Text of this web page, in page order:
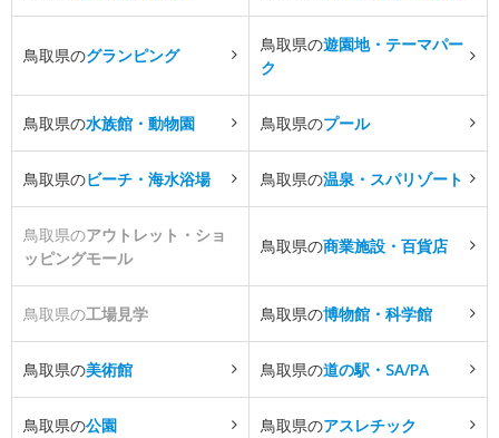
鳥取県のグランピング
鳥取県の遊園地・テーマパー
ク
鳥取県の水族館・動物園 鳥取県のプール
鳥取県のビーチ・海水浴場 鳥取県の温泉・スパリゾート
鳥取県のアウトレット・ショ
ッピングモール
鳥取県の商業施設・百貨店
鳥取県の工場見学 鳥取県の博物館・科学館
鳥取県の美術館 鳥取県の道の駅・SA/PA
鳥取県の公園 鳥取県のアスレチック